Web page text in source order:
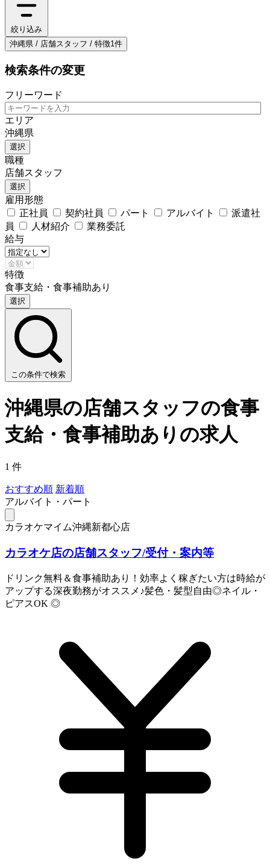
絞り込み
沖縄県 / 店舗スタッフ / 特徴1件
検索条件の変更
フリーワード
エリア
沖縄県
選択
職種
店舗スタッフ
選択
雇用形態
正社員
契約社員 パート アルバイト
派遣社
員
人材紹介
業務委託
給与
特徴
食事支給・食事補助あり
選択
この条件で検索
沖縄県の店舗スタッフの食事
支給・食事補助ありの求人
1 件
おすすめ順 新着順
アルバイト・パート
カラオケマイム沖縄新都心店
カラオケ店の店舗スタッフ/受付・案内等
ドリンク無料＆食事補助あり！効率よく稼ぎたい方は時給が
アップする深夜勤務がオススメ♪髪色・髪型自由◎ネイル・
ピアスOK ◎